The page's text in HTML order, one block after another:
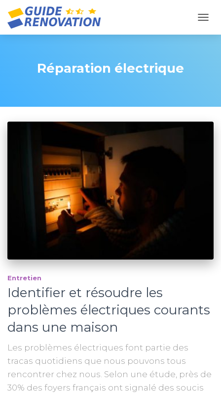
Réparation électrique
Entretien
Identifier et résoudre les
problèmes électriques courants
dans une maison
Les problèmes électriques font partie des
tracas quotidiens que nous pouvons tous
rencontrer chez nous. Selon une étude, près de
30% des foyers français ont signalé des soucis